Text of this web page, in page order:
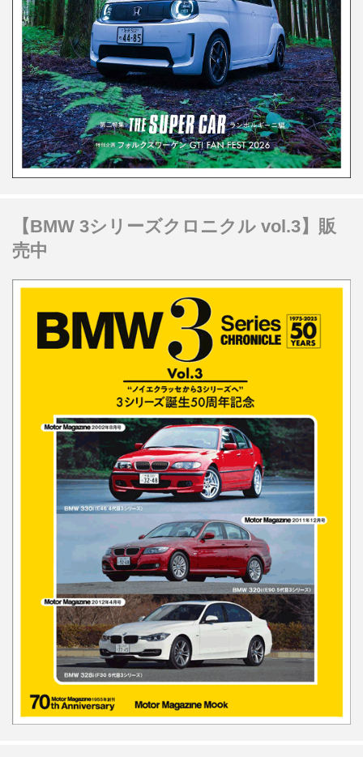
【BMW 3シリーズクロニクル vol.3】販
売中